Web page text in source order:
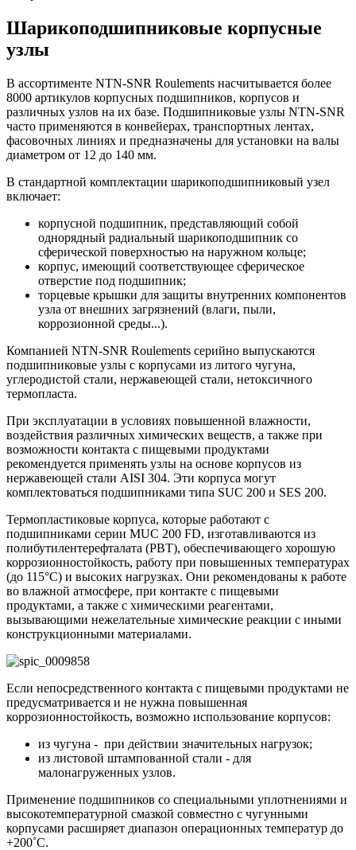
Шарикоподшипниковые корпусные
узлы
В ассортименте NTN-SNR Roulements насчитывается более
8000 артикулов корпусных подшипников, корпусов и
различных узлов на их базе. Подшипниковые узлы NTN-SNR
часто применяются в конвейерах, транспортных лентах,
фасовочных линиях и предназначены для установки на валы
диаметром от 12 до 140 мм.
В стандартной комплектации шарикоподшипниковый узел
включает:
корпусной подшипник, представляющий собой
однорядный радиальный шарикоподшипник со
сферической поверхностью на наружном кольце;
корпус, имеющий соответствующее сферическое
отверстие под подшипник;
торцевые крышки для защиты внутренних компонентов
узла от внешних загрязнений (влаги, пыли,
коррозионной среды...).
Компанией NTN-SNR Roulements серийно выпускаются
подшипниковые узлы с корпусами из литого чугуна,
углеродистой стали, нержавеющей стали, нетоксичного
термопласта.
При эксплуатации в условиях повышенной влажности,
воздействия различных химических веществ, а также при
возможности контакта с пищевыми продуктами
рекомендуется применять узлы на основе корпусов из
нержавеющей стали AISI 304. Эти корпуса могут
комплектоваться подшипниками типа SUC 200 и SES 200.
Термопластиковые корпуса, которые работают с
подшипниками серии MUC 200 FD, изготавливаются из
полибутилентерефталата (PBT), обеспечивающего хорошую
коррозионностойкость, работу при повышенных температурах
(до 115°С) и высоких нагрузках. Они рекомендованы к работе
во влажной атмосфере, при контакте с пищевыми
продуктами, а также с химическими реагентами,
вызывающими нежелательные химические реакции с иными
конструкционными материалами.
Если непосредственного контакта с пищевыми продуктами не
предусматривается и не нужна повышенная
коррозионностойкость, возможно использование корпусов:
из чугуна - при действии значительных нагрузок;
из листовой штампованной стали - для
малонагруженных узлов.
Применение подшипников со специальными уплотнениями и
высокотемпературной смазкой совместно с чугунными
корпусами расширяет диапазон операционных температур до
+200˚С.